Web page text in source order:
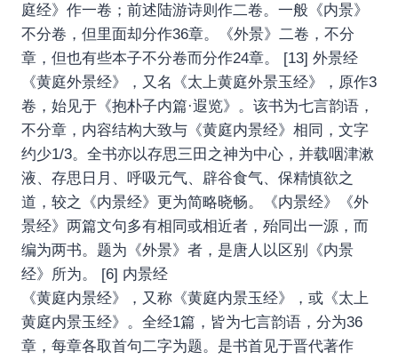
庭经》作一卷；前述陆游诗则作二卷。一般《内景》
不分卷，但里面却分作36章。《外景》二卷，不分
章，但也有些本子不分卷而分作24章。 [13] 外景经
《黄庭外景经》，又名《太上黄庭外景玉经》，原作3
卷，始见于《抱朴子内篇·遐览》。该书为七言韵语，
不分章，内容结构大致与《黄庭内景经》相同，文字
约少1/3。全书亦以存思三田之神为中心，并载咽津漱
液、存思日月、呼吸元气、辟谷食气、保精慎欲之
道，较之《内景经》更为简略晓畅。《内景经》《外
景经》两篇文句多有相同或相近者，殆同出一源，而
编为两书。题为《外景》者，是唐人以区别《内景
经》所为。 [6] 内景经
《黄庭内景经》，又称《黄庭内景玉经》，或《太上
黄庭内景玉经》。全经1篇，皆为七言韵语，分为36
章，每章各取首句二字为题。是书首见于晋代著作